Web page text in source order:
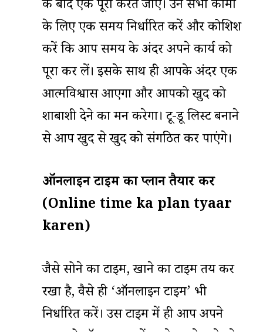
के बाद एक पूरा करते जाएं। उन सभी कामों
के लिए एक समय निर्धारित करें और कोशिश
करें कि आप समय के अंदर अपने कार्य को
पूरा कर लें। इसके साथ ही आपके अंदर एक
आत्मविश्वास आएगा और आपको खुद को
शाबाशी देने का मन करेगा। टू-डू लिस्ट बनाने
से आप खुद से खुद को संगठित कर पाएंगे।
ऑनलाइनटाइम का प्लान तैयार करें
(Online time ka plan tyaar
karen)
जैसे सोने का टाइम, खाने का टाइम तय कर
रखा है, वैसे ही ‘ऑनलाइन टाइम’ भी
निर्धारित करें। उस टाइम में ही आप अपने